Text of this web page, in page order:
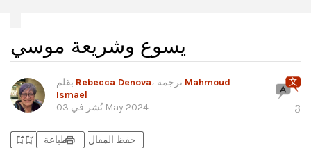
يسوع وشريعة موسي
Rebecca Denova
Mahmoud
Ismael
نُشر في03 May 2024 3
bookmark_addbookmark_added حفظ المقال printطباعة